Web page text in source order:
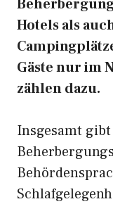
Hotels als
Gäste nur im
zählen dazu.
Insgesamt